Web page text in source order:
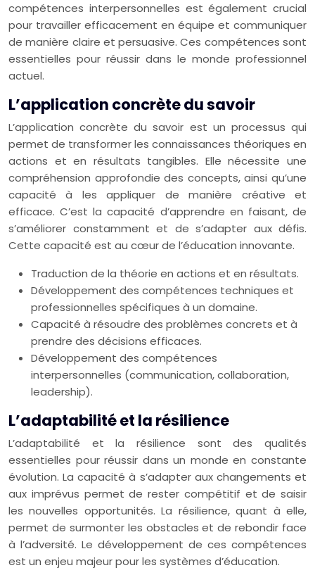
compétences interpersonnelles est également crucial
pour travailler efficacement en équipe et communiquer
de manière claire et persuasive. Ces compétences sont
essentielles pour réussir dans le monde professionnel
actuel.
L’application concrète du savoir
L’application concrète du savoir est un processus qui
permet de transformer les connaissances théoriques en
actions et en résultats tangibles. Elle nécessite une
compréhension approfondie des concepts, ainsi qu’une
capacité à les appliquer de manière créative et
efficace. C’est la capacité d’apprendre en faisant, de
s’améliorer constamment et de s’adapter aux défis.
Cette capacité est au cœur de l’éducation innovante.
Traduction de la théorie en actions et en résultats.
Développement des compétences techniques et
professionnelles spécifiques à un domaine.
Capacité à résoudre des problèmes concrets et à
prendre des décisions efficaces.
Développement des compétences
interpersonnelles (communication, collaboration,
leadership).
L’adaptabilité et la résilience
L’adaptabilité et la résilience sont des qualités
essentielles pour réussir dans un monde en constante
évolution. La capacité à s’adapter aux changements et
aux imprévus permet de rester compétitif et de saisir
les nouvelles opportunités. La résilience, quant à elle,
permet de surmonter les obstacles et de rebondir face
à l’adversité. Le développement de ces compétences
est un enjeu majeur pour les systèmes d’éducation.